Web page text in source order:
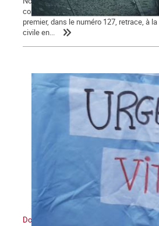
consacrés au 150e anniversaire de la
premier, dans le numéro 127, retrace, à
civile en...
Dossier santé